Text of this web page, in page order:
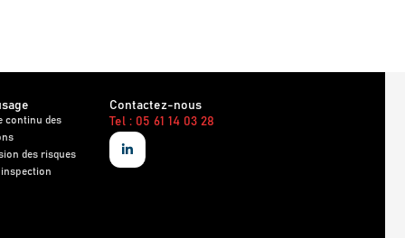
continu des
des risques
Contactez-nous
Tel : 05 61 14 03 28